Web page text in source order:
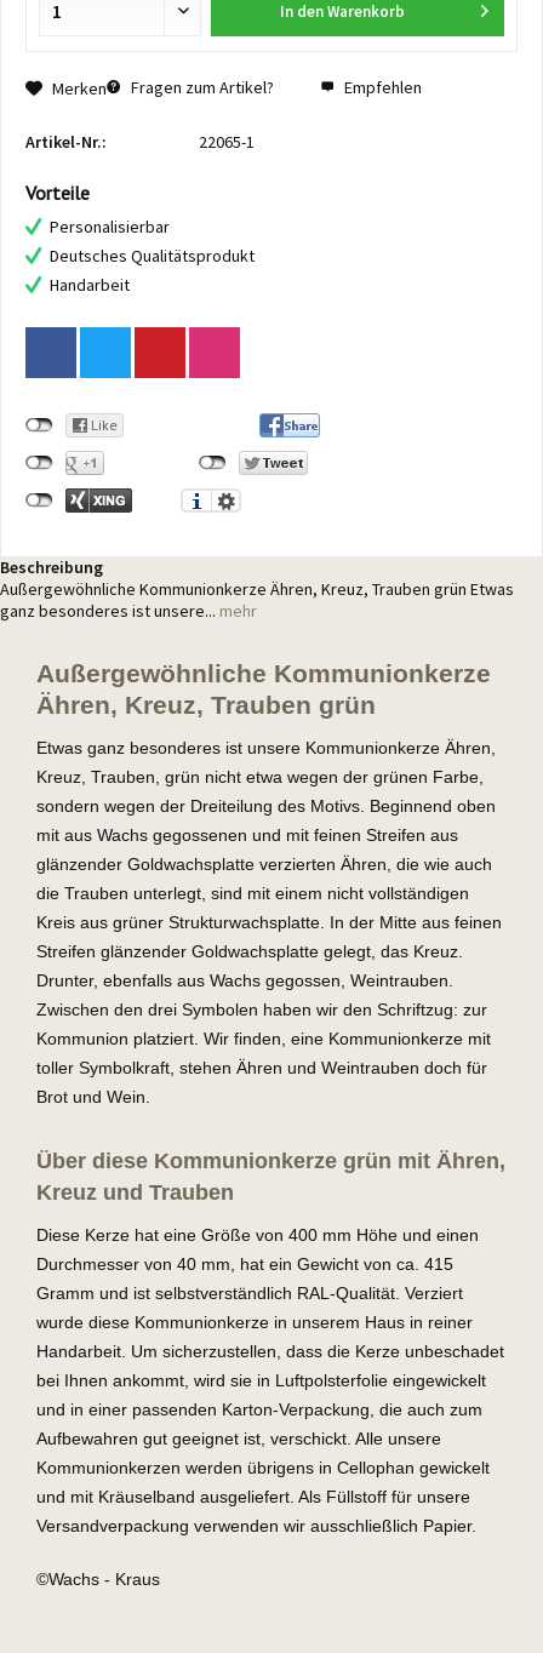
In den Warenkorb
Merken Fragen zum Artikel? Empfehlen
Artikel-Nr.: 22065-1
Vorteile
Personalisierbar
Deutsches Qualitätsprodukt
Handarbeit
Beschreibung
Außergewöhnliche Kommunionkerze Ähren, Kreuz, Trauben grün Etwas
ganz besonderes ist unsere... mehr
Außergewöhnliche Kommunionkerze
Ähren, Kreuz, Trauben grün
Etwas ganz besonderes ist unsere Kommunionkerze Ähren,
Kreuz, Trauben, grün nicht etwa wegen der grünen Farbe,
sondern wegen der Dreiteilung des Motivs. Beginnend oben
mit aus Wachs gegossenen und mit feinen Streifen aus
glänzender Goldwachsplatte verzierten Ähren, die wie auch
die Trauben unterlegt, sind mit einem nicht vollständigen
Kreis aus grüner Strukturwachsplatte. In der Mitte aus feinen
Streifen glänzender Goldwachsplatte gelegt, das Kreuz.
Drunter, ebenfalls aus Wachs gegossen, Weintrauben.
Zwischen den drei Symbolen haben wir den Schriftzug: zur
Kommunion platziert. Wir finden, eine Kommunionkerze mit
toller Symbolkraft, stehen Ähren und Weintrauben doch für
Brot und Wein.
Über diese Kommunionkerze grün mit Ähren,
Kreuz und Trauben
Diese Kerze hat eine Größe von 400 mm Höhe und einen
Durchmesser von 40 mm, hat ein Gewicht von ca. 415
Gramm und ist selbstverständlich RAL-Qualität. Verziert
wurde diese Kommunionkerze in unserem Haus in reiner
Handarbeit. Um sicherzustellen, dass die Kerze unbeschadet
bei Ihnen ankommt, wird sie in Luftpolsterfolie eingewickelt
und in einer passenden Karton-Verpackung, die auch zum
Aufbewahren gut geeignet ist, verschickt. Alle unsere
Kommunionkerzen werden übrigens in Cellophan gewickelt
und mit Kräuselband ausgeliefert. Als Füllstoff für unsere
Versandverpackung verwenden wir ausschließlich Papier.
©Wachs - Kraus